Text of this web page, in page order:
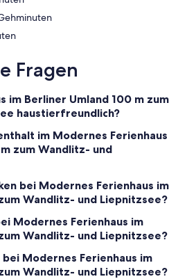
Alla Fontana - ‬9 Gehminuten
Fragen
im Berliner Umland 100 m zum
haustierfreundlich?
im Modernes Ferienhaus
zum Wandlitz- und
bei Modernes Ferienhaus im
Wandlitz- und Liepnitzsee?
Modernes Ferienhaus im
Wandlitz- und Liepnitzsee?
Modernes Ferienhaus im
Wandlitz- und Liepnitzsee?